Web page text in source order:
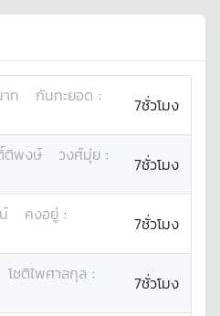
ท กันทะยอด :
7ชั่วโมง
ติพงษ์ วงศ์มุ่ย :
7ชั่วโมง
คงอยู่ :
7ชั่วโมง
โชติไพศาลกุล :
7ชั่วโมง